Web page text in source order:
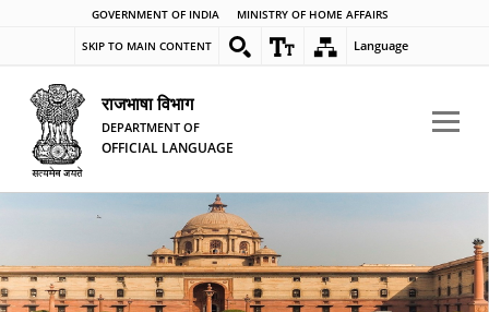
GOVERNMENT OF INDIA MINISTRY OF HOME AFFAIRS
SKIP TO MAIN CONTENT Language
राजभाषा विभाग
DEPARTMENT OF
OFFICIAL LANGUAGE